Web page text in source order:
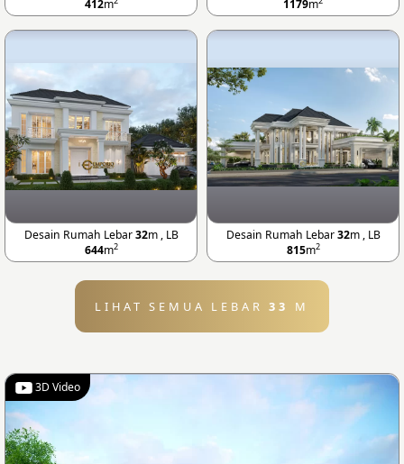
412m 1179m
Desain Rumah Lebar32m , LB
644m2
Desain Rumah Lebar32m , LB
815m2
LIHAT SEMUA LEBAR33 M
3D Video